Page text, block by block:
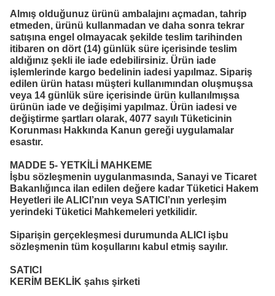
Almış olduğunuz ürünü ambalajını açmadan, tahrip
etmeden, ürünü kullanmadan ve daha sonra tekrar
satışına engel olmayacak şekilde teslim tarihinden
itibaren on dört (14) günlük süre içerisinde teslim
aldığınız şekli ile iade edebilirsiniz. Ürün iade
işlemlerinde kargo bedelinin iadesi yapılmaz. Sipariş
edilen ürün hatası müşteri kullanımından oluşmuşsa
veya 14 günlük süre içerisinde ürün kullanılmışsa
ürünün iade ve değişimi yapılmaz. Ürün iadesi ve
değiştirme şartları olarak, 4077 sayılı Tüketicinin
Korunması Hakkında Kanun gereği uygulamalar
esastır.
MADDE 5- YETKİLİ MAHKEME
İşbu sözleşmenin uygulanmasında, Sanayi ve Ticaret
Bakanlığınca ilan edilen değere kadar Tüketici Hakem
Heyetleri ile ALICI’nın veya SATICI’nın yerleşim
yerindeki Tüketici Mahkemeleri yetkilidir.
Siparişin gerçekleşmesi durumunda ALICI işbu
sözleşmenin tüm koşullarını kabul etmiş sayılır.
SATICI
KERİM BEKLİK şahıs şirketi